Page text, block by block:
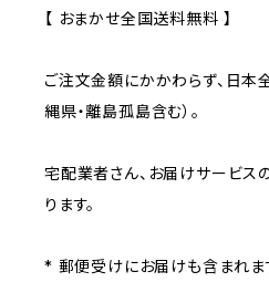
【 おまかせ全国送料無料 】
ご注文金額にかかわらず、日本
縄県・離島孤島含む）。
宅配業者さん、お届けサービス
ります。
* 郵便受けにお届けも含まれま